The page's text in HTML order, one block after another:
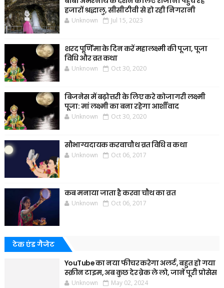
हजारों श्रद्धालु, सीसीटीवी से हो रही निगरानी
Unknown Jul 15, 2023
शरद पूर्णिमा के दिन करें महालक्ष्मी की पूजा, पूजा
विधि और व्रत कथा
Unknown Oct 30, 2020
बिजनेस में बढ़ोत्तरी के लिए करे कोजागरी लक्ष्मी
पूजा: मां लक्ष्मी का बना रहेगा आर्शीवाद
Unknown Oct 30, 2020
सौभाग्यदायक करवाचौथ व्रत विधि व कथा
Unknown Oct 06, 2017
कब मनाया जाता है करवा चौथ का व्रत
Unknown Oct 06, 2017
टेक एंड गैजेट
YouTube का नया फीचर करेगा अलर्ट, बहुत हो गया
स्क्रीन टाइम, अब कुछ देर ब्रेक ले लो, जानें पूरी प्रोसेस
Unknown May 02, 2024